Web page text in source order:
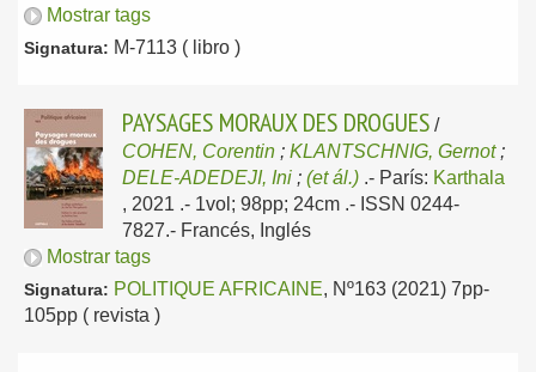
Mostrar tags
Signatura: M-7113 ( libro )
PAYSAGES MORAUX DES DROGUES /
COHEN, Corentin ; KLANTSCHNIG, Gernot;
DELE-ADEDEJI, Ini ; (et ál.) .- París: Karthala
, 2021 .- 1vol; 98pp; 24cm .- ISSN 0244-
7827.- Francés, Inglés
Mostrar tags
Signatura: POLITIQUE AFRICAINE, Nº163 (2021) 7pp-
105pp ( revista )